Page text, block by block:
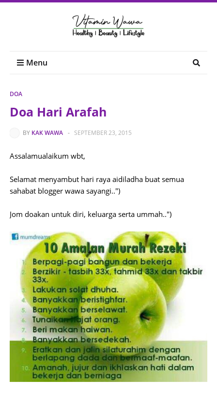
Menu
DOA
Doa Hari Arafah
BY KAK WAWA - SEPTEMBER 23, 2015
Assalamualaikum wbt,
Selamat menyambut hari raya aidiladha buat semua
sahabat blogger wawa sayangi..")
Jom doakan untuk diri, keluarga serta ummah..")